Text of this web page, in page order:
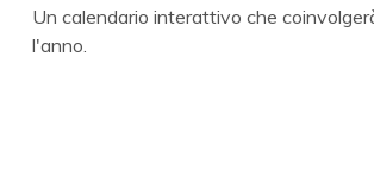
Un calendario interattivo che
l'anno.